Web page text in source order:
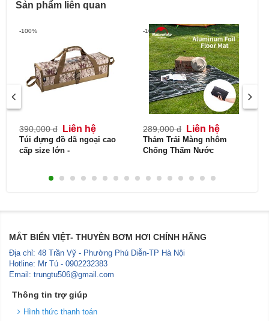
Sản phẩm liên quan
-100%
390,000 đ Liên hệ
Túi đựng đồ dã ngoại cao
cấp size lớn -
-100%
289,000 đ Liên hệ
Thảm Trải Màng nhôm
Chống Thấm Nước
MẮT BIỂN VIỆT- THUYỀN BƠM HƠI CHÍNH HÃNG
Địa chỉ: 48 Trần Vỹ - Phường Phú Diễn-TP Hà Nội
Hotline: Mr Tú - 0902232383
Email: trungtu506@gmail.com
Thông tin trợ giúp
Hình thức thanh toán